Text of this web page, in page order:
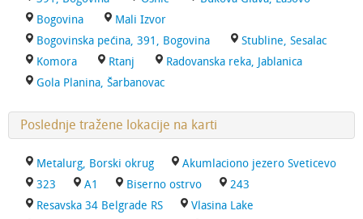
Bogovina
Mali Izvor
Bogovinska pećina, 391, Bogovina
Stubline, Sesalac
Komora
Rtanj
Radovanska reka, Jablanica
Gola Planina, Šarbanovac
Poslednje tražene lokacije na karti
Metalurg, Borski okrug
Akumlaciono jezero Sveticevo
323
A1 Biserno ostrvo
243
Resavska 34 Belgrade RS
Vlasina Lake